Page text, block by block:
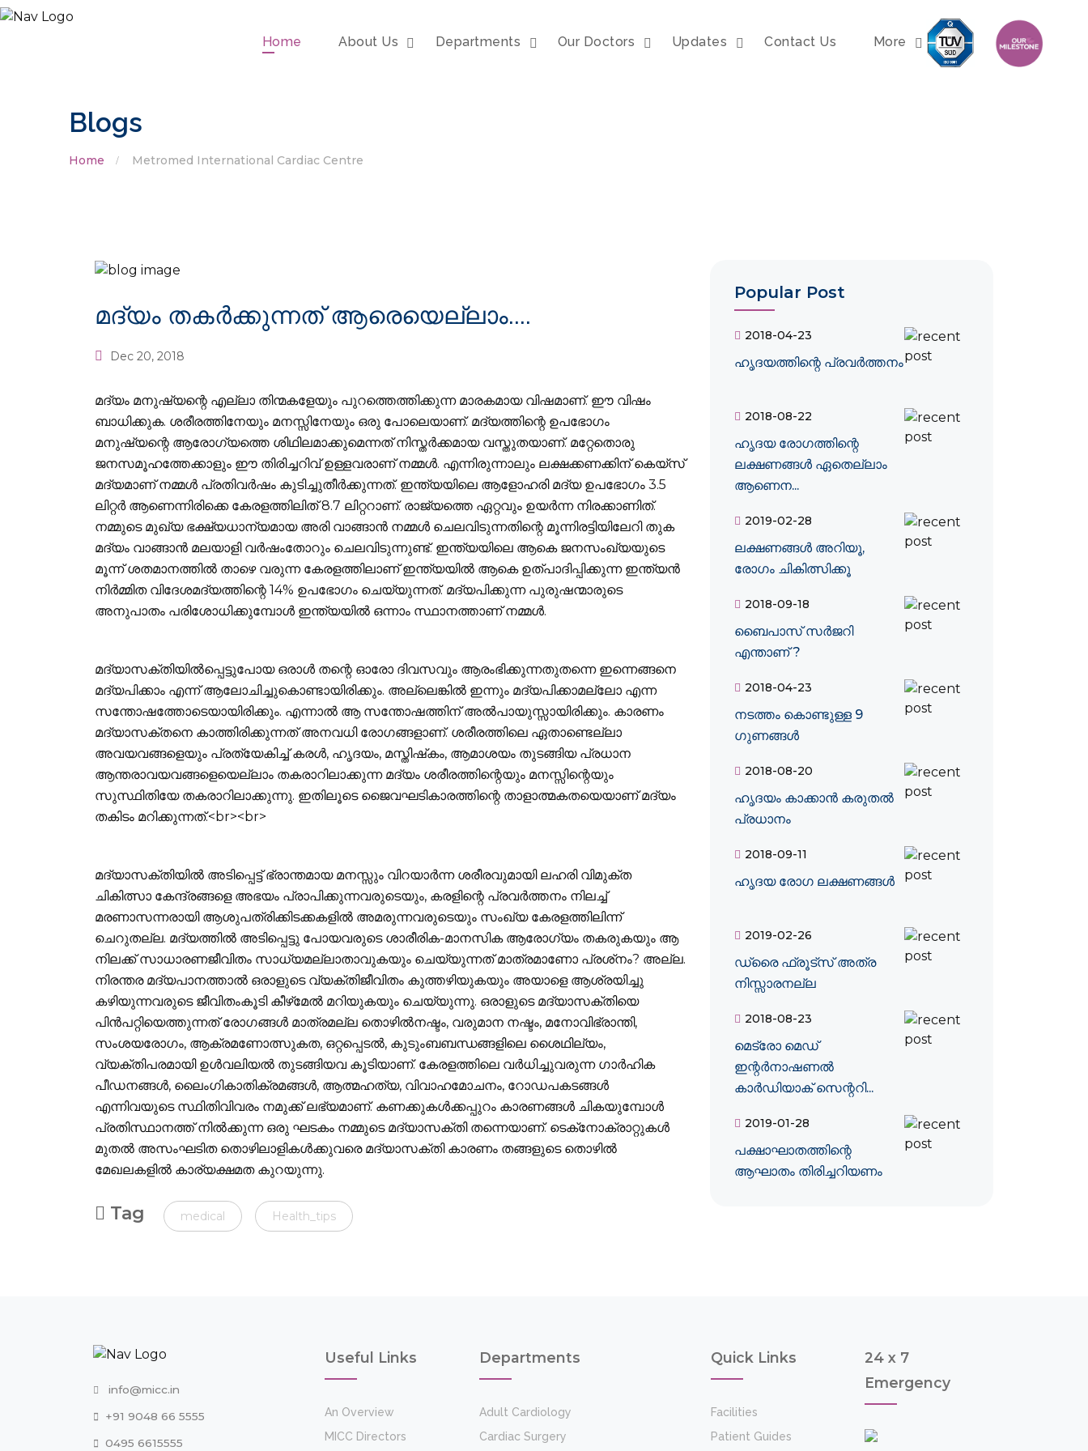
Home About Us Departments Our Doctors Updates Contact Us More
Blogs
Home Metromed International Cardiac Centre
മദ്യം തകര്‍ക്കുന്നത് ആരെയെല്ലാം....
Dec 20, 2018
മദ്യം മനുഷ്യന്റെ എല്ലാ തിന്മകളേയും പുറത്തെത്തിക്കുന്ന മാരകമായ വിഷമാണ്. ഈ വിഷം
ബാധിക്കുക. ശരീരത്തിനേയും മനസ്സിനേയും ഒരു പോലെയാണ്. മദ്യത്തിന്റെ ഉപഭോഗം
മനുഷ്യന്റെ ആരോഗ്യത്തെ ശിഥിലമാക്കുമെന്നത് നിസ്തര്‍ക്കമായ വസ്തുതയാണ്. മറ്റേതൊരു
ജനസമൂഹത്തേക്കാളും ഈ തിരിച്ചറിവ് ഉള്ളവരാണ് നമ്മള്‍. എന്നിരുന്നാലും ലക്ഷക്കണക്കിന് കെയ്‌സ്
മദ്യമാണ് നമ്മള്‍ പ്രതിവര്‍ഷം കുടിച്ചുതീര്‍ക്കുന്നത്. ഇന്ത്യയിലെ ആളോഹരി മദ്യ ഉപഭോഗം 3.5
ലിറ്റര്‍ ആണെന്നിരിക്കെ കേരളത്തിലിത് 8.7 ലിറ്ററാണ്. രാജ്യത്തെ ഏറ്റവും ഉയര്‍ന്ന നിരക്കാണിത്.
നമ്മുടെ മുഖ്യ ഭക്ഷ്യധാന്യമായ അരി വാങ്ങാന്‍ നമ്മള്‍ ചെലവിടുന്നതിന്റെ മൂന്നിരട്ടിയിലേറി തുക
മദ്യം വാങ്ങാന്‍ മലയാളി വര്‍ഷംതോറും ചെലവിടുന്നുണ്ട്. ഇന്ത്യയിലെ ആകെ ജനസംഖ്യയുടെ
മൂന്ന് ശതമാനത്തില്‍ താഴെ വരുന്ന കേരളത്തിലാണ് ഇന്ത്യയില്‍ ആകെ ഉത്പാദിപ്പിക്കുന്ന ഇന്ത്യന്‍
നിര്‍മ്മിത വിദേശമദ്യത്തിന്റെ 14% ഉപഭോഗം ചെയ്യുന്നത്. മദ്യപിക്കുന്ന പുരുഷന്മാരുടെ
അനുപാതം പരിശോധിക്കുമ്പോള്‍ ഇന്ത്യയില്‍ ഒന്നാം സ്ഥാനത്താണ് നമ്മള്‍.
മദ്യാസക്തിയില്‍പ്പെട്ടുപോയ ഒരാള്‍ തന്റെ ഓരോ ദിവസവും ആരംഭിക്കുന്നതുതന്നെ ഇന്നെങ്ങനെ
മദ്യപിക്കാം എന്ന് ആലോചിച്ചുകൊണ്ടായിരിക്കും. അല്ലെങ്കില്‍ ഇന്നും മദ്യപിക്കാമല്ലോ എന്ന
സന്തോഷത്തോടെയായിരിക്കും. എന്നാല്‍ ആ സന്തോഷത്തിന് അല്‍പായുസ്സായിരിക്കും. കാരണം
മദ്യാസക്തനെ കാത്തിരിക്കുന്നത് അനവധി രോഗങ്ങളാണ്. ശരീരത്തിലെ ഏതാണ്ടെല്ലാ
അവയവങ്ങളെയും പ്രത്യേകിച്ച് കരള്‍, ഹൃദയം, മസ്തിഷ്‌കം, ആമാശയം തുടങ്ങിയ പ്രധാന
ആന്തരാവയവങ്ങളെയെല്ലാം തകരാറിലാക്കുന്ന മദ്യം ശരീരത്തിന്റെയും മനസ്സിന്റെയും
സുസ്ഥിതിയേ തകരാറിലാക്കുന്നു. ഇതിലൂടെ ജൈവഘടികാരത്തിന്റെ താളാത്മകതയെയാണ് മദ്യം
തകിടം മറിക്കുന്നത്.<br><br>
മദ്യാസക്തിയില്‍ അടിപ്പെട്ട് ഭ്രാന്തമായ മനസ്സും വിറയാര്‍ന്ന ശരീരവുമായി ലഹരി വിമുക്ത
ചികിത്സാ കേന്ദ്രങ്ങളെ അഭയം പ്രാപിക്കുന്നവരുടെയും, കരളിന്റെ പ്രവര്‍ത്തനം നിലച്ച്
മരണാസന്നരായി ആശുപത്രിക്കിടക്കകളില്‍ അമരുന്നവരുടെയും സംഖ്യ കേരളത്തിലിന്ന്
ചെറുതല്ല. മദ്യത്തില്‍ അടിപ്പെട്ടു പോയവരുടെ ശാരീരിക-മാനസിക ആരോഗ്യം തകരുകയും ആ
നിലക്ക് സാധാരണജീവിതം സാധ്യമല്ലാതാവുകയും ചെയ്യുന്നത് മാത്രമാണോ പ്രശ്‌നം? അല്ല.
നിരന്തര മദ്യപാനത്താല്‍ ഒരാളുടെ വ്യക്തിജീവിതം കുത്തഴിയുകയും അയാളെ ആശ്രയിച്ചു
കഴിയുന്നവരുടെ ജീവിതംകൂടി കീഴ്‌മേല്‍ മറിയുകയും ചെയ്യുന്നു. ഒരാളുടെ മദ്യാസക്തിയെ
പിന്‍പറ്റിയെത്തുന്നത് രോഗങ്ങള്‍ മാത്രമല്ല തൊഴില്‍നഷ്ടം, വരുമാന നഷ്ടം, മനോവിഭ്രാന്തി,
സംശയരോഗം, ആക്രമണോത്സുകത, ഒറ്റപ്പെടല്‍, കുടുംബബന്ധങ്ങളിലെ ശൈഥില്യം,
വ്യക്തിപരമായി ഉള്‍വലിയല്‍ തുടങ്ങിയവ കൂടിയാണ്. കേരളത്തിലെ വര്‍ധിച്ചുവരുന്ന ഗാര്‍ഹിക
പീഡനങ്ങള്‍, ലൈംഗികാതിക്രമങ്ങള്‍, ആത്മഹത്യ, വിവാഹമോചനം, റോഡപകടങ്ങള്‍
എന്നിവയുടെ സ്ഥിതിവിവരം നമുക്ക് ലഭ്യമാണ്. കണക്കുകള്‍ക്കപ്പുറം കാരണങ്ങള്‍ ചികയുമ്പോള്‍
പ്രതിസ്ഥാനത്ത് നില്‍ക്കുന്ന ഒരു ഘടകം നമ്മുടെ മദ്യാസക്തി തന്നെയാണ്. ടെക്‌നോക്രാറ്റുകള്‍
മുതല്‍ അസംഘടിത തൊഴിലാളികള്‍ക്കുവരെ മദ്യാസക്തി കാരണം തങ്ങളുടെ തൊഴില്‍
മേഖലകളില്‍ കാര്യക്ഷമത കുറയുന്നു.
Tag medical Health_tips
Popular Post
2018-04-23
ഹൃദയത്തിന്റെ പ്രവർത്തനം
2018-08-22
ഹൃദയ രോഗത്തിന്റെ
ലക്ഷണങ്ങൾ ഏതെല്ലാം
ആണെന...
2019-02-28
ലക്ഷണങ്ങള്‍ അറിയൂ,
രോഗം ചികിത്സിക്കൂ
2018-09-18
ബൈപാസ് സര്‍ജറി
എന്താണ് ?
2018-04-23
നടത്തം കൊണ്ടുള്ള 9
ഗുണങ്ങൾ
2018-08-20
ഹൃദയം കാക്കാന്‍ കരുതല്‍
പ്രധാനം
2018-09-11
ഹൃദയ രോഗ ലക്ഷണങ്ങള്‍
2019-02-26
ഡ്രൈ ഫ്രൂട്‌സ് അത്ര
നിസ്സാരനല്ല
2018-08-23
മെട്രോ മെഡ്
ഇന്റർനാഷണൽ
കാർഡിയാക് സെന്ററി...
2019-01-28
പക്ഷാഘാതത്തിന്റെ
ആഘാതം തിരിച്ചറിയണം
info@micc.in
+91 9048 66 5555
0495 6615555
Useful Links
An Overview
MICC Directors
Departments
Adult Cardiology
Cardiac Surgery
Quick Links
Facilities
Patient Guides
24 x 7
Emergency